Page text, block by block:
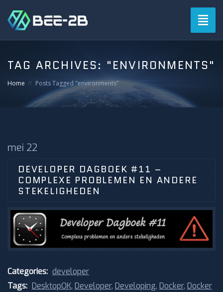
TAG ARCHIVES: "ENVIRONMENTS"
Home Posts Tagged "environments"
mei 22
DEVELOPER DAGBOEK #11 –
COMPLEXE PROBLEMEN EN ANDERE
STEKELIGHEDEN
Categories: developer
Tags: DesktopOK,Developer, Developing, Docker, Docker